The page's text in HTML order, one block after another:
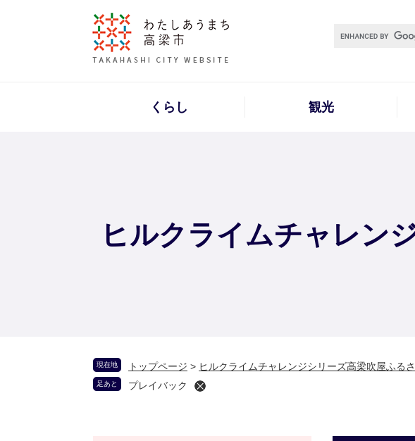
くらし 観光
ヒルクライムチャレン
現在地 トップページ > ヒルクライムチャレンジシリーズ高梁吹屋ふる
足あと プレイバック